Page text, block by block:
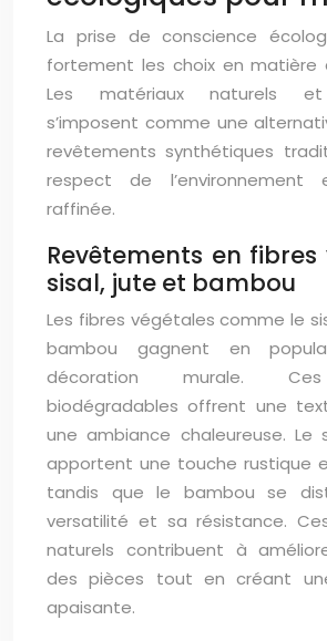
La prise de conscience
fortement les choix en matière
Les matériaux naturels et
s’imposent comme une
revêtements synthétiques
respect de l’environnement
raffinée.
Revêtements en
sisal, jute et bambou
Les fibres végétales comme le
bambou gagnent en
décoration murale.
biodégradables offrent une
une ambiance chaleureuse.
apportent une touche rustique
tandis que le bambou se
versatilité et sa résistance.
naturels contribuent à
des pièces tout en créant
apaisante.